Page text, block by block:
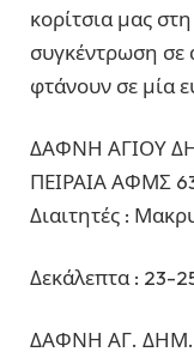
κορίτσια μας
συγκέντρωση σε
φτάνουν σε μία
ΔΑΦΝΗ ΑΓΙΟΥ
ΠΕΙΡΑΙΑ ΑΦΜΣ
Διαιτητές :
Δεκάλεπτα : 23-
ΔΑΦΝΗ ΑΓ. ΔΗΜ.